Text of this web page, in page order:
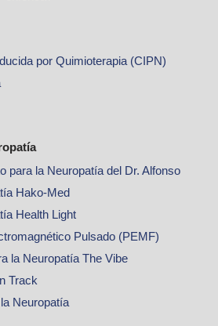
por Quimioterapia (CIPN)
para la Neuropatía del Dr. Alfonso
Hako-Med
Health Light
Pulsado (PEMF)
la Neuropatía The Vibe
Track
Neuropatía